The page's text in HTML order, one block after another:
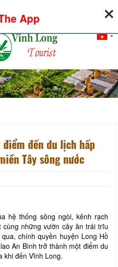
Sign in
đến du lịch hấp
Tây sông nước
hệ thống sông ngòi, kênh rạch
những vườn cây ăn trái trĩu
chính quyền huyện Long Hồ
An Bình trở thành một điểm du
khi đến Vĩnh Long.
App